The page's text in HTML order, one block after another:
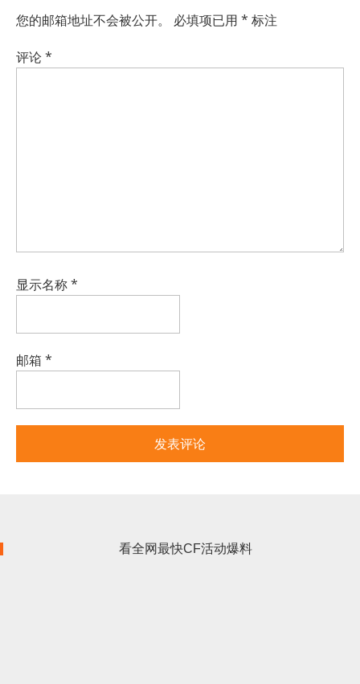
您的邮箱地址不会被公开。 必填项已用 * 标注
评论*
显示名称*
邮箱 *
看全网最快CF活动爆料